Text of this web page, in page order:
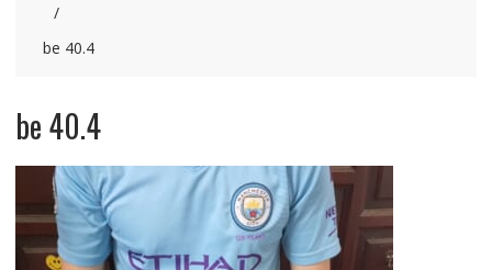
be 40.4
be 40.4